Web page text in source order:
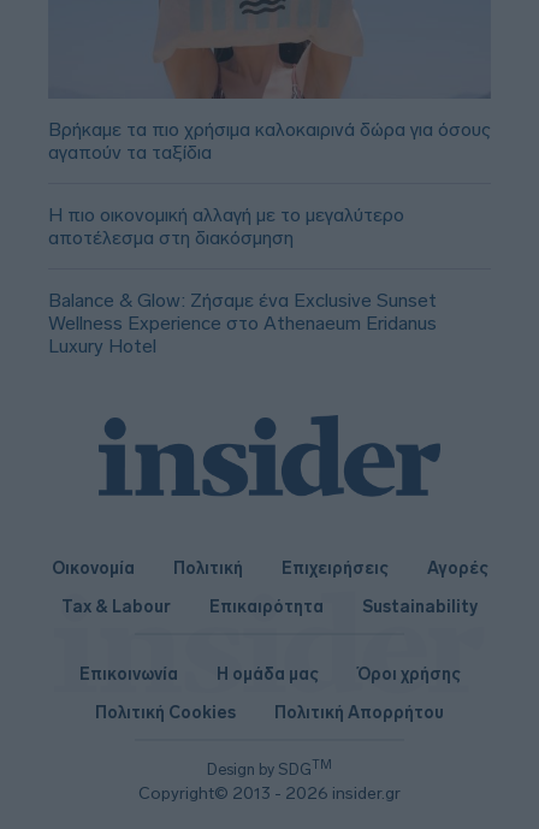
Βρήκαμε τα πιο χρήσιμα καλοκαιρινά δώρα για όσους
αγαπούν τα ταξίδια
Η πιο οικονομική αλλαγή με το μεγαλύτερο
αποτέλεσμα στη διακόσμηση
Balance & Glow: Ζήσαμε ένα Exclusive Sunset
Wellness Experience στο Athenaeum Eridanus
Luxury Hotel
Οικονομία Πολιτική Επιχειρήσεις
Αγορές
Tax & Labour
Επικαιρότητα Sustainability
Design by SDGTM
Copyright© 2013 - 2026 insider.gr
Επικοινωνία Η ομάδα μας
Όροι χρήσης
Πολιτική Cookies
Πολιτική Απορρήτου